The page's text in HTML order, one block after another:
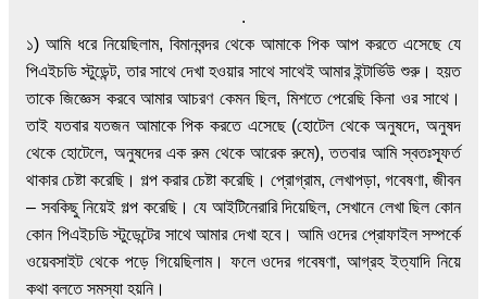
.
১) আমি ধরে নিয়েছিলাম, বিমানবন্দর থেকে আমাকে পিক আপ করতে এসেছে যে
পিএইচডি স্টুডেন্ট, তার সাথে দেখা হওয়ার সাথে সাথেই আমার ইন্টার্ভিউ শুরু। হয়ত
তাকে জিজ্ঞেস করবে আমার আচরণ কেমন ছিল, মিশতে পেরেছি কিনা ওর সাথে।
তাই যতবার যতজন আমাকে পিক করতে এসেছে (হোটেল থেকে অনুষদে, অনুষদ
থেকে হোটেলে, অনুষদের এক রুম থেকে আরেক রুমে), ততবার আমি স্বতঃস্ফূর্ত
থাকার চেষ্টা করেছি। গল্প করার চেষ্টা করেছি। প্রোগ্রাম, লেখাপড়া, গবেষণা, জীবন
– সবকিছু নিয়েই গল্প করেছি। যে আইটিনেরারি দিয়েছিল, সেখানে লেখা ছিল কোন
কোন পিএইচডি স্টুডেন্টের সাথে আমার দেখা হবে। আমি ওদের প্রোফাইল সম্পর্কে
ওয়েবসাইট থেকে পড়ে গিয়েছিলাম। ফলে ওদের গবেষণা, আগ্রহ ইত্যাদি নিয়ে
কথা বলতে সমস্যা হয়নি।